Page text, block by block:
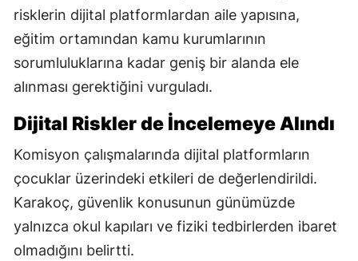
risklerin dijital platformlardan aile yapısına,
eğitim ortamından kamu kurumlarının
sorumluluklarına kadar geniş bir alanda ele
alınması gerektiğini vurguladı.
Dijital Riskler de İncelemeye Alındı
Komisyon çalışmalarında dijital platformların
çocuklar üzerindeki etkileri de değerlendirildi.
Karakoç, güvenlik konusunun günümüzde
yalnızca okul kapıları ve fiziki tedbirlerden ibaret
olmadığını belirtti.